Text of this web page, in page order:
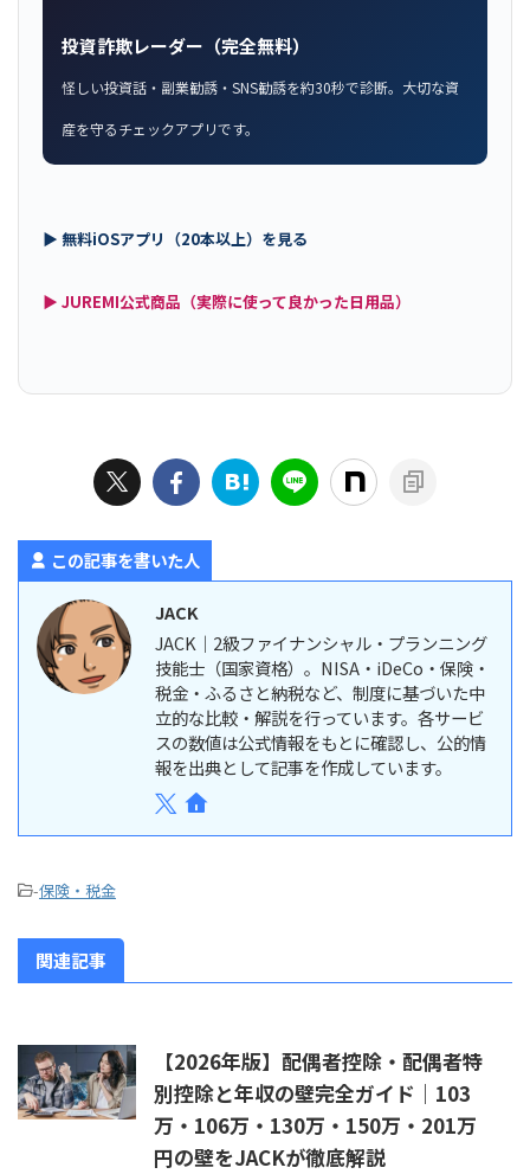
投資詐欺レーダー（完全無料）
怪しい投資話・副業勧誘・SNS勧誘を約30秒で診断。大切な資
産を守るチェックアプリです。
▶ 無料iOSアプリ（20本以上）を見る
▶ JUREMI公式商品（実際に使って良かった日用品）
この記事を書いた人
JACK
JACK｜2級ファイナンシャル・プランニング
技能士（国家資格）。NISA・iDeCo・保険・
税金・ふるさと納税など、制度に基づいた中
立的な比較・解説を行っています。各サービ
スの数値は公式情報をもとに確認し、公的情
報を出典として記事を作成しています。
-保険・税金
関連記事
【2026年版】配偶者控除・配偶者特
別控除と年収の壁完全ガイド｜103
万・106万・130万・150万・201万
円の壁をJACKが徹底解説